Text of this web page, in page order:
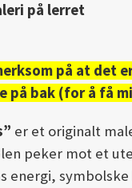
på lerret
på at det
på bak (for å få
er et originalt
peker mot et
energi,